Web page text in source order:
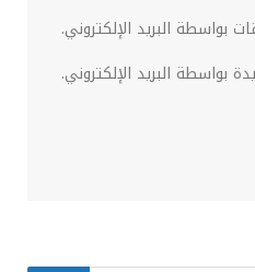
بواسطة البريد الإلكتروني.
بواسطة البريد الإلكتروني.